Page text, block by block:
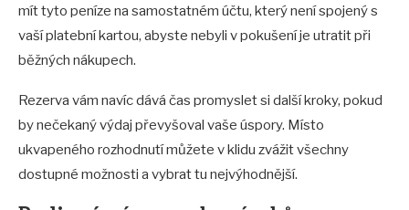
mít tyto peníze na samostatném účtu, který není spojený s
vaší platební kartou, abyste nebyli v pokušení je utratit při
běžných nákupech.
Rezerva vám navíc dává čas promyslet si další kroky, pokud
by nečekaný výdaj převyšoval vaše úspory. Místo
ukvapeného rozhodnutí můžete v klidu zvážit všechny
dostupné možnosti a vybrat tu nejvýhodnější.